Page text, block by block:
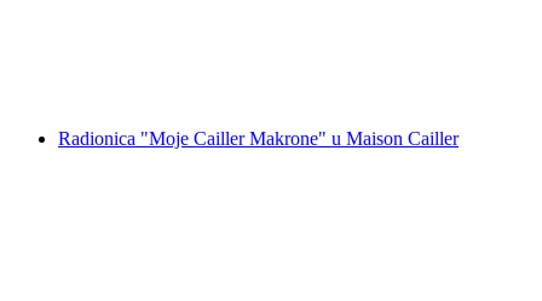
Radionica "Moje Cailler Makrone" u Maison Cailler